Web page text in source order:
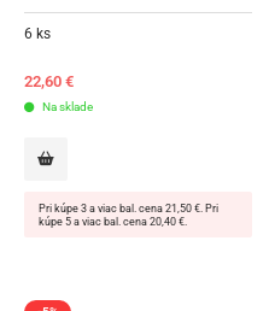
6 ks
22,60 €
Na sklade
Pri kúpe 3 a viac bal. cena 21,50 €. Pri
kúpe 5 a viac bal. cena 20,40 €.